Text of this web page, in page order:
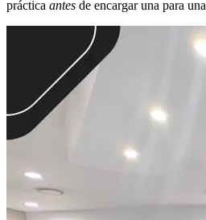
práctica antes de encargar una para